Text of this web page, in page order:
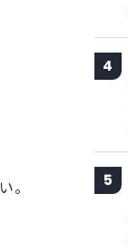
。
4
5